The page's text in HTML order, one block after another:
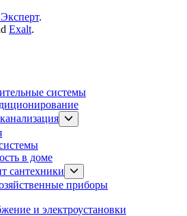
.
Exalt.
системы
Show
sub
в доме
сантехники
sub
menu
приборы
и электроустановки